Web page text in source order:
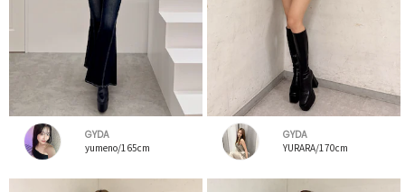
GYDA
yumeno/165cm
GYDA
YURARA/170cm